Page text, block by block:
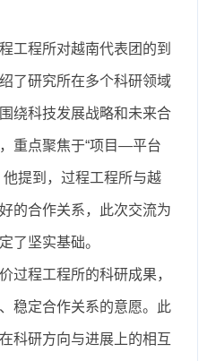
工程所对越南代表团的到
了研究所在多个科研领域
绕科技发展战略和未来合
重点聚焦于“项目—平台
提到，过程工程所与越
的合作关系，此次交流为
了坚实基础。
过程工程所的科研成果，
稳定合作关系的意愿。此
科研方向与进展上的相互